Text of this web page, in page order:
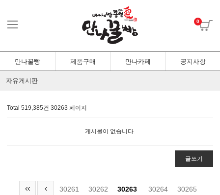
0
만나꿀빵 제품구매 만나카페 공지사항
자유게시판
Total 519,385건 30263 페이지
게시물이 없습니다.
글쓰기
30261 30262 30263 30264
30265